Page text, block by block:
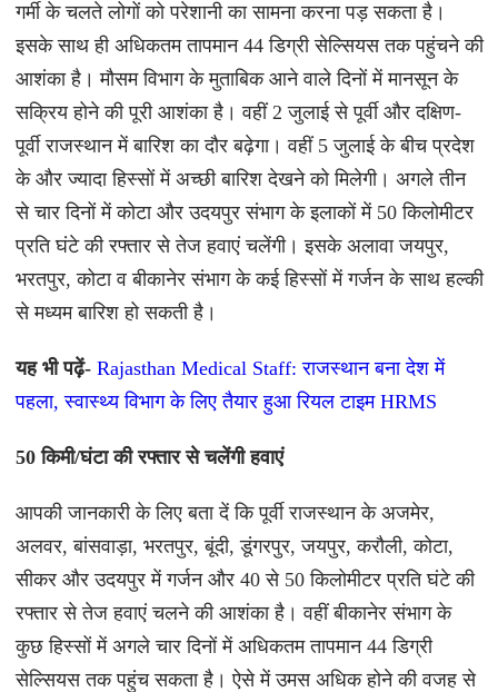
गर्मी के चलते लोगों को परेशानी का सामना करना पड़ सकता है।
इसके साथ ही अधिकतम तापमान 44 डिग्री सेल्सियस तक पहुंचने की
आशंका है। मौसम विभाग के मुताबिक आने वाले दिनों में मानसून के
सक्रिय होने की पूरी आशंका है। वहीं 2 जुलाई से पूर्वी और दक्षिण-
पूर्वी राजस्थान में बारिश का दौर बढ़ेगा। वहीं 5 जुलाई के बीच प्रदेश
के और ज्यादा हिस्सों में अच्छी बारिश देखने को मिलेगी। अगले तीन
से चार दिनों में कोटा और उदयपुर संभाग के इलाकों में 50 किलोमीटर
प्रति घंटे की रफ्तार से तेज हवाएं चलेंगी। इसके अलावा जयपुर,
भरतपुर, कोटा व बीकानेर संभाग के कई हिस्सों में गर्जन के साथ हल्की
से मध्यम बारिश हो सकती है।
यह भी पढ़ें- Rajasthan Medical Staff: राजस्थान बना देश में
पहला, स्वास्थ्य विभाग के लिए तैयार हुआ रियल टाइम HRMS
50 किमी/घंटा की रफ्तार से चलेंगी हवाएं
आपकी जानकारी के लिए बता दें कि पूर्वी राजस्थान के अजमेर,
अलवर, बांसवाड़ा, भरतपुर, बूंदी, डूंगरपुर, जयपुर, करौली, कोटा,
सीकर और उदयपुर में गर्जन और 40 से 50 किलोमीटर प्रति घंटे की
रफ्तार से तेज हवाएं चलने की आशंका है। वहीं बीकानेर संभाग के
कुछ हिस्सों में अगले चार दिनों में अधिकतम तापमान 44 डिग्री
सेल्सियस तक पहुंच सकता है। ऐसे में उमस अधिक होने की वजह से